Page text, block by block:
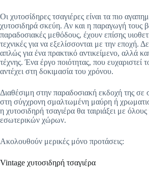
Οι χυτοσίδηρες τσαγιέρες είναι τα πιο
χυτοσιδηρά σκεύη. Αν και η παραγωγή τους
παραδοσιακές μεθόδους, έχουν επίσης
τεχνικές για να εξελίσσονται με την εποχή.
απλώς για ένα πρακτικό αντικείμενο, αλλά
τέχνης. Ένα έργο ποιότητας, που ευχαριστεί
αντέχει στη δοκιμασία του χρόνου.
Διαθέσιμη στην παραδοσιακή εκδοχή της σε
στη σύγχρονη σμαλτωμένη μαύρη ή
η χυτοσιδηρή τσαγιέρα θα ταιριάξει με
εσωτερικών χώρων.
Ακολουθούν μερικές μόνο προτάσεις:
Vintage χυτοσιδηρή τσαγιέρα